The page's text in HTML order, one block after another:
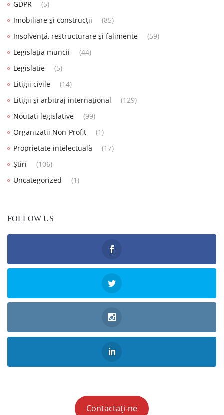
GDPR
(5)
Imobiliare și construcții
(85)
Insolvență, restructurare și falimente
(59)
Legislația muncii
(44)
Legislatie
(5)
Litigii civile
(14)
Litigii și arbitraj internațional
(129)
Noutati legislative
(99)
Organizatii Non-Profit
(1)
Proprietate intelectuală
(17)
Știri
(106)
Uncategorized
(1)
FOLLOW US
Contactați-ne